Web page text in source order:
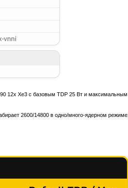
12x Xe3 с базовым TDP 25 Вт и максимальным
2600/14800 в одно/много-ядерном режиме.